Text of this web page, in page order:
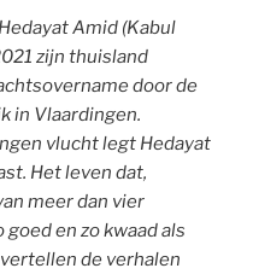
Amid (Kabul
zijn thuisland
door de
in Vlaardingen.
vlucht legt Hedayat
Het leven dat,
meer dan vier
en zo kwaad als
de verhalen